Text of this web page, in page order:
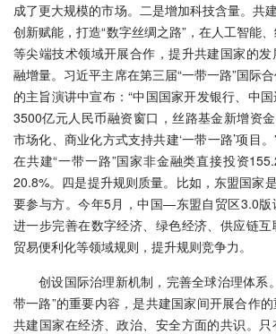
成了更大规模的市场。二是增加科技含量。共
创新赋能，打造“数字丝绸之路”，在人工智能
等尖端技术领域开展合作，提升共建国家的
融增量。习近平主席在第三届“一带一路”国际
的主旨演讲中宣布：“中国国家开发银行、中
3500亿元人民币融资窗口，丝路基金新增资
市场化、商业化方式支持共建‘一带一路’项目
在共建“一带一路”国家非金融类直接投资
20.8%。四是提升规则质量。比如，东盟国家
要参与方。今年5月，中国—东盟自贸区3.0版
进一步完善在数字经济、绿色经济、供应链
贸易便利化等领域规则，提升规则竞争力。
创设国际治理新机制，完善全球治理体系
带一路”的重要内容，是共建国家间开展合作
共建国家在经济、政治、安全方面的共识。